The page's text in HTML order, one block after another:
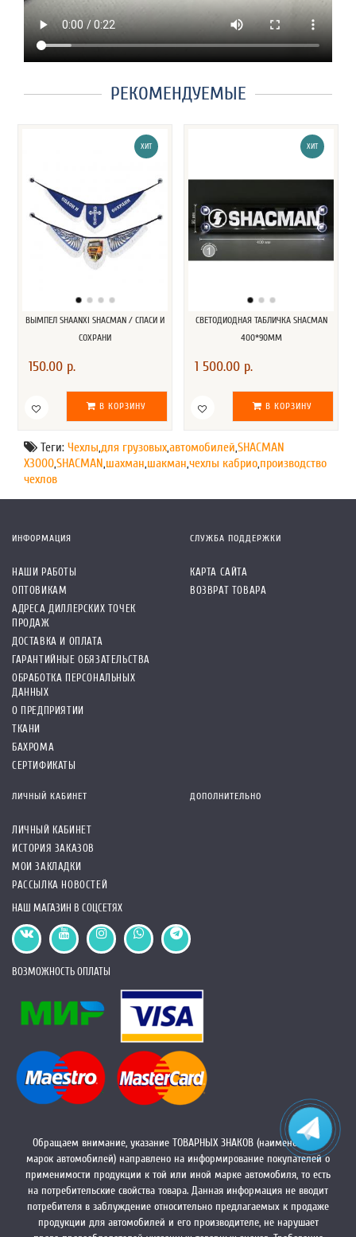
РЕКОМЕНДУЕМЫЕ
ХИТ
ВЫМПЕЛ SHAANXI SHACMAN / СПАСИ И
СОХРАНИ
150.00 р.
В КОРЗИНУ
ХИТ
СВЕТОДИОДНАЯ ТАБЛИЧКА SHACMAN
400*90ММ
1 500.00 р.
В КОРЗИНУ
Теги: Чехлы для грузовыхавтомобилей SHACMAN
X3000SHACMAN шахман шакман чехлы кабрио производство
чехлов
ИНФОРМАЦИЯ
НАШИ РАБОТЫ
ОПТОВИКАМ
АДРЕСА ДИЛЛЕРСКИХ ТОЧЕК
ПРОДАЖ
ДОСТАВКА И ОПЛАТА
ГАРАНТИЙНЫЕ ОБЯЗАТЕЛЬСТВА
ОБРАБОТКА ПЕРСОНАЛЬНЫХ
ДАННЫХ
О ПРЕДПРИЯТИИ
ТКАНИ
БАХРОМА
СЕРТИФИКАТЫ
СЛУЖБА ПОДДЕРЖКИ
КАРТА САЙТА
ВОЗВРАТ ТОВАРА
ЛИЧНЫЙ КАБИНЕТ
ЛИЧНЫЙ КАБИНЕТ
ИСТОРИЯ ЗАКАЗОВ
МОИ ЗАКЛАДКИ
РАССЫЛКА НОВОСТЕЙ
ДОПОЛНИТЕЛЬНО
НАШ МАГАЗИН В СОЦСЕТЯХ
ВОЗМОЖНОСТЬ ОПЛАТЫ
Обращаем внимание, указание ТОВАРНЫХ ЗНАКОВ (наименований
марок автомобилей) направлено на информирование покупателей о
применимости продукции к той или иной марке автомобиля, то есть
на потребительские свойства товара. Данная информация не вводит
потребителя в заблуждение относительно предлагаемых к продаже
продукции для автомобилей и его производителе, не нарушает